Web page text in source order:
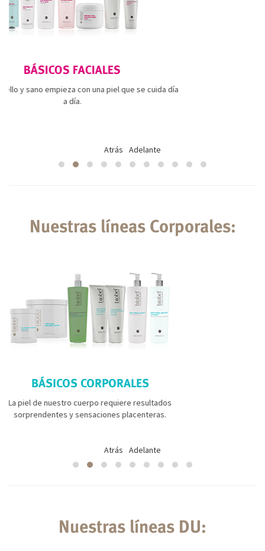
FACIALES
con una piel que se cuida día
Atrás Adelante
Nuestras líneas Corporales:
CORPORALES
cuerpo requiere resultados
y sensaciones placenteras.
Atrás Adelante
Nuestras líneas DU: